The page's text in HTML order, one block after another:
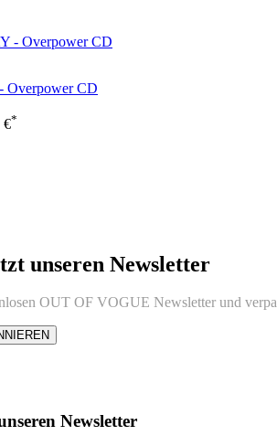
CD
€*
unseren Newsletter
OUT OF VOGUE Newsletter und
Newsletter